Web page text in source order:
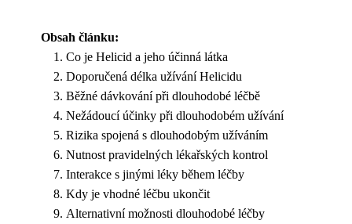
Obsah článku:
Co je Helicid a jeho účinná látka
Doporučená délka užívání Helicidu
Běžné dávkování při dlouhodobé léčbě
Nežádoucí účinky při dlouhodobém užívání
Rizika spojená s dlouhodobým užíváním
Nutnost pravidelných lékařských kontrol
Interakce s jinými léky během léčby
Kdy je vhodné léčbu ukončit
Alternativní možnosti dlouhodobé léčby